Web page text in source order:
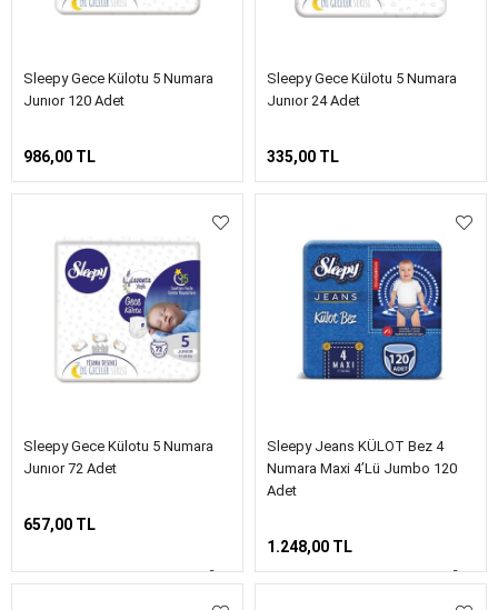
Sleepy Gece Külotu 5 Numara
Junıor 120 Adet
986,00 TL
Sleepy Gece Külotu 5 Numara
Junıor 24 Adet
335,00 TL
Sleepy Gece Külotu 5 Numara
Junıor 72 Adet
657,00 TL
Sleepy Jeans KÜLOT Bez 4
Numara Maxi 4’lü Jumbo 120
Adet
1.248,00 TL